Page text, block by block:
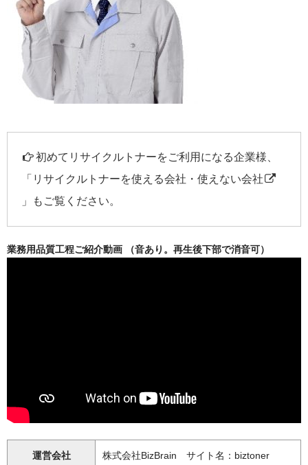
初めてリサイクルトナーをご利用になる企業様、
「 リサイクルトナーを使える会社・使えない会社
」もご覧ください。
業務用品質工程ご紹介動画 （音あり。再生後下部で消音可）
運営会社 株式会社BizBrain サイト名：biztoner